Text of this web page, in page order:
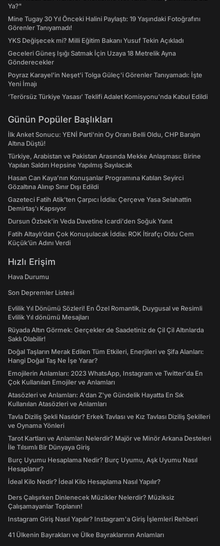
Ya?"
Mine Tugay 30 Yıl Önceki Halini Paylaştı: 19 Yaşındaki Fotoğrafını
Görenler Tanıyamadı!
YKS Değişecek mi? Milli Eğitim Bakanı Yusuf Tekin Açıkladı
Geceleri Güneş Işığı Satmak İçin Uzaya 18 Metrelik Ayna
Gönderecekler
Poyraz Karayel'in Neşet'i Tolga Güleç'i Görenler Tanıyamadı: İşte
Yeni İmajı
‘Terörsüz Türkiye Yasası’ Teklifi Adalet Komisyonu'nda Kabul Edildi
Günün Popüler Başlıkları
İlk Anket Sonucu: YENİ Parti'nin Oy Oranı Belli Oldu, CHP Barajın
Altına Düştü!
Türkiye, Arabistan ve Pakistan Arasında Mekke Anlaşması: Birine
Yapılan Saldırı Hepsine Yapılmış Sayılacak
Hasan Can Kaya’nın Konuşanlar Programına Katılan Seyirci
Gözaltına Alınıp Sınır Dışı Edildi
Gazeteci Fatih Atik'ten Çarpıcı İddia: Çerçeve Yasa Selahattin
Demirtaş'ı Kapsıyor
Dursun Özbek'in Veda Davetine Icardi'den Soğuk Yanıt
Fatih Altaylı’dan Çok Konuşulacak İddia: ROK İtirafçı Oldu Cem
Küçük’ün Adını Verdi
Hızlı Erişim
Hava Durumu
Son Depremler Listesi
Evlilik Yıl Dönümü Sözleri! En Özel Romantik, Duygusal ve Resimli
Evlilik Yıl dönümü Mesajları
Rüyada Altın Görmek: Gerçekler de Saadetiniz de Çil Çil Altınlarda
Saklı Olabilir!
Doğal Taşların Merak Edilen Tüm Etkileri, Enerjileri ve Şifa Alanları:
Hangi Doğal Taş Ne İşe Yarar?
Emojilerin Anlamları: 2023 WhatsApp, Instagram ve Twitter'da En
Çok Kullanılan Emojiler ve Anlamları
Atasözleri ve Anlamları: A'dan Z'ye Gündelik Hayatta En Sık
Kullanılan Atasözleri ve Anlamları
Tavla Diziliş Şekli Nasıldır? Erkek Tavlası ve Kız Tavlası Diziliş Şekilleri
ve Oynama Yönleri
Tarot Kartları ve Anlamları Nelerdir? Majör ve Minör Arkana Desteleri
İle Tılsımlı Bir Dünyaya Giriş
Burç Uyumu Hesaplama Nedir? Burç Uyumu, Aşk Uyumu Nasıl
Hesaplanır?
İdeal Kilo Nedir? İdeal Kilo Hesaplama Nasıl Yapılır?
Ders Çalışırken Dinlenecek Müzikler Nelerdir? Müziksiz
Çalışamayanlar Toplanın!
Instagram Giriş Nasıl Yapılır? Instagram'a Giriş İşlemleri Rehberi
41 Ülkenin Bayrakları ve Ülke Bayraklarının Anlamları